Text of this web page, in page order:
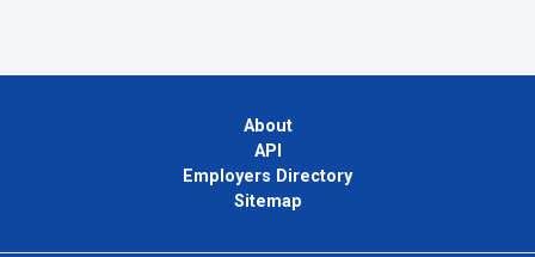
About
API
Employers Directory
Sitemap